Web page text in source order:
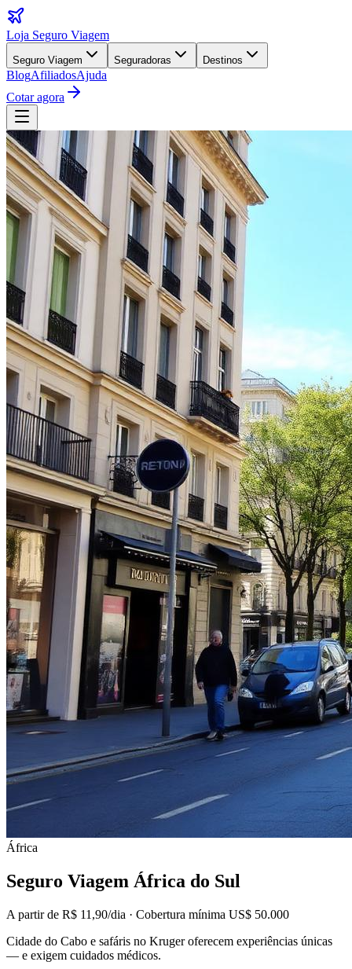
Loja Seguro Viagem
Seguro Viagem Seguradoras Destinos
BlogAfiliadosAjuda
Cotar agora
África
Seguro Viagem África do Sul
A partir de R$ 11,90/dia · Cobertura mínima US$ 50.000
Cidade do Cabo e safáris no Kruger oferecem experiências únicas
— e exigem cuidados médicos.